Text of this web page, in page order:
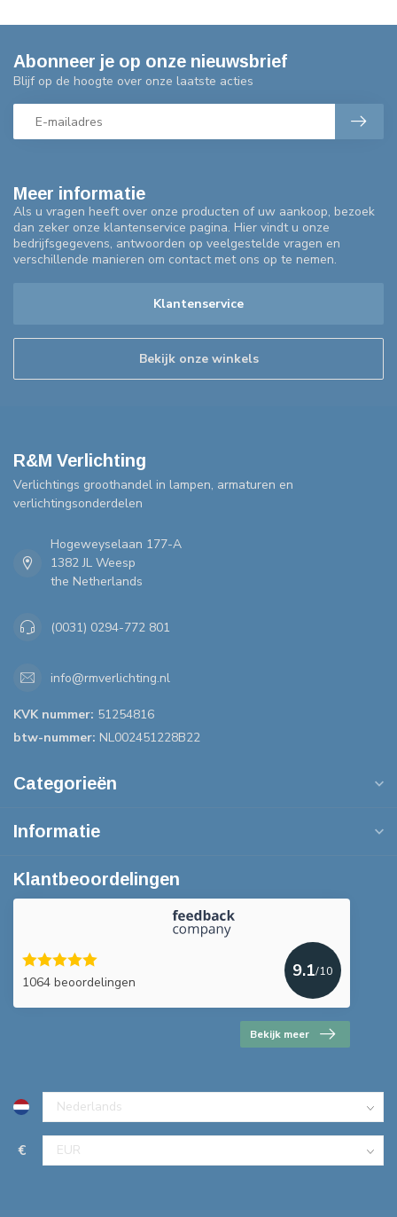
Meer informatie
Als u vragen heeft over onze producten of uw aankoop, bezoek
dan zeker onze klantenservice pagina. Hier vindt u onze
bedrijfsgegevens, antwoorden op veelgestelde vragen en
verschillende manieren om contact met ons op te nemen.
Klantenservice
Bekijk onze winkels
Abonneer je op onze nieuwsbrief
Blijf op de hoogte over onze laatste acties
R&M Verlichting
Verlichtings groothandel in lampen, armaturen en
verlichtingsonderdelen
Hogeweyselaan 177-A
1382 JL Weesp
the Netherlands
(0031) 0294-772 801
info@rmverlichting.nl
KVK nummer: 51254816
btw-nummer: NL002451228B22
Categorieën
Informatie
Klantbeoordelingen
1064 beoordelingen
9.1/10
Bekijk meer
€